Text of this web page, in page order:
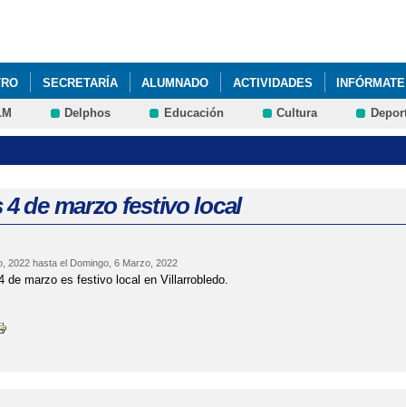
SECRETARÍA ALUMNADO ACTIVIDADES INFÓRMATE
Delphos Educación Cultura
4 de marzo festivo local
2022hasta el Domingo, 6 Marzo, 2022
de marzo es festivo local en Villarrobledo.